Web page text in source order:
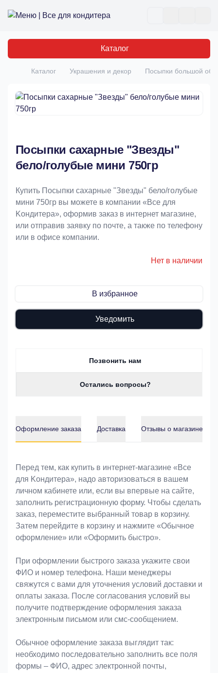
Все для кондитера
Каталог
Главная
Каталог Украшения и декор Посыпки большой
Посыпки сахарные "Звезды"
бело/голубые мини 750гр
Купить Посыпки сахарные "Звезды" бело/голубые
мини 750гр вы можете в компании «Bce для
Koндитeрa», оформив заказ в интернет магазине,
или отправив заявку по почте, а также по телефону
или в офисе компании.
Нет в наличии
В избранное
Уведомить
Позвонить нам
Остались вопросы?
Оформление заказа Доставка Отзывы о магазине
Оформление заказа
Перед тем, как купить в интернет-магазине «Bce
для Koндитeрa», надо авторизоваться в вашем
личном кабинете или, если вы впервые на сайте,
заполнить регистрационную форму. Чтобы сделать
заказ, переместите выбранный товар в корзину.
Затем перейдите в корзину и нажмите «Обычное
оформление» или «Оформить быстро».
При оформлении быстрого заказа укажите свои
ФИО и номер телефона. Наши менеджеры
свяжутся с вами для уточнения условий доставки и
оплаты заказа. После согласования условий вы
получите подтверждение оформления заказа
электронным письмом или смс-сообщением.
Обычное оформление заказа выглядит так:
необходимо последовательно заполнить все поля
формы – ФИО, адрес электронной почты,